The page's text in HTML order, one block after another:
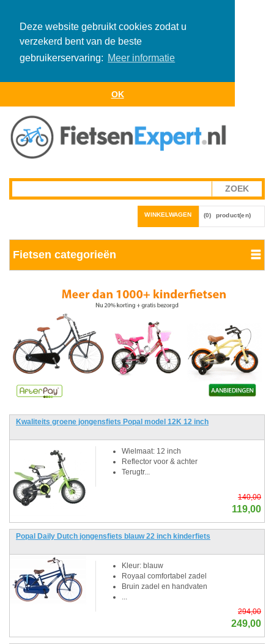
Deze website gebruikt cookies zodat u
verzekerd bent van de beste
gebruikerservaring: Meer informatie
OK
WINKELWAGEN (0) product(en)
Fietsen categorieën
Previous
Kwaliteits groene jongensfiets Popal model 12K 12 inch
Wielmaat: 12 inch
Reflector voor & achter
Terugtr...
140,00
119,00
Popal Daily Dutch jongensfiets blauw 22 inch kinderfiets
Kleur: blauw
Royaal comfortabel zadel
Bruin zadel en handvaten
...
294,00
249,00